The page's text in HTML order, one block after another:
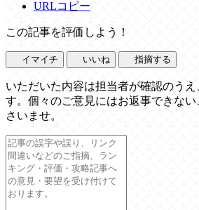
URLコピー
この記事を評価しよう！
イマイチ いいね 指摘する
いただいた内容は担当者が確認のうえ
す。個々のご意見にはお返事できな
さいませ。